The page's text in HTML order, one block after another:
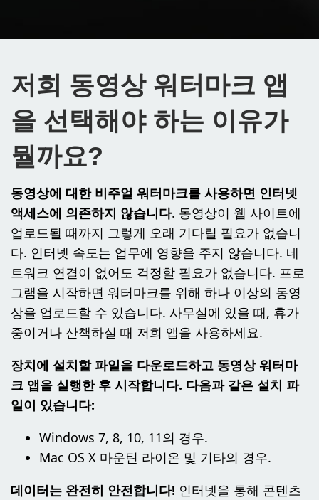
저희 동영상 워터마크 앱
을 선택해야 하는 이유가
뭘까요?
동영상에 대한 비주얼 워터마크를 사용하면 인터넷
액세스에 의존하지 않습니다. 동영상이 웹 사이트에
업로드될 때까지 그렇게 오래 기다릴 필요가 없습니
다. 인터넷 속도는 업무에 영향을 주지 않습니다. 네
트워크 연결이 없어도 걱정할 필요가 없습니다. 프로
그램을 시작하면 워터마크를 위해 하나 이상의 동영
상을 업로드할 수 있습니다. 사무실에 있을 때, 휴가
중이거나 산책하실 때 저희 앱을 사용하세요.
장치에 설치할 파일을 다운로드하고 동영상 워터마
크 앱을 실행한 후 시작합니다. 다음과 같은 설치 파
일이 있습니다:
Windows 7, 8, 10, 11의 경우.
Mac OS X 마운틴 라이온 및 기타의 경우.
데이터는 완전히 안전합니다! 인터넷을 통해 콘텐츠